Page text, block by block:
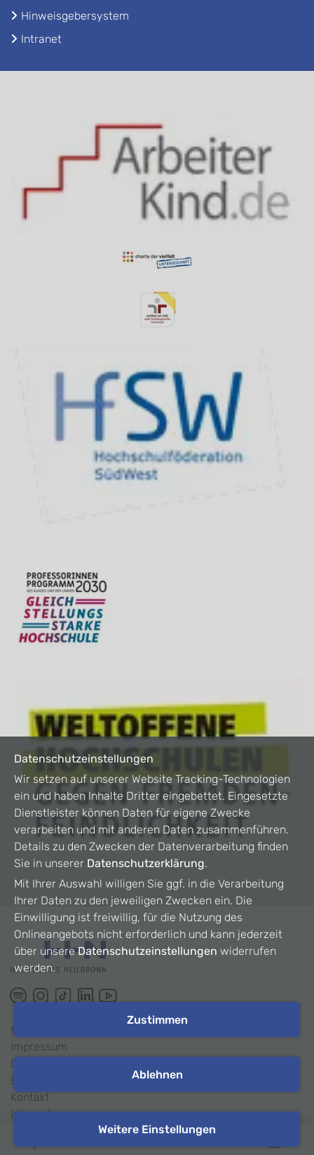
Hinweisgebersystem
Intranet
©
Impressum
Datenschutz
Barrierefreiheit
Kontakt
Intranet
Datenschutzeinstellungen
Wir setzen auf unserer Website Tracking-Technologien
ein und haben Inhalte Dritter eingebettet. Eingesetzte
Dienstleister können Daten für eigene Zwecke
verarbeiten und mit anderen Daten zusammenführen.
Details zu den Zwecken der Datenverarbeitung finden
Sie in unserer Datenschutzerklärung.
Mit Ihrer Auswahl willigen Sie ggf. in die Verarbeitung
Ihrer Daten zu den jeweiligen Zwecken ein. Die
Einwilligung ist freiwillig, für die Nutzung des
Onlineangebots nicht erforderlich und kann jederzeit
über unsereDatenschutzeinstellungen widerrufen
werden.
Zustimmen
Ablehnen
Weitere Einstellungen